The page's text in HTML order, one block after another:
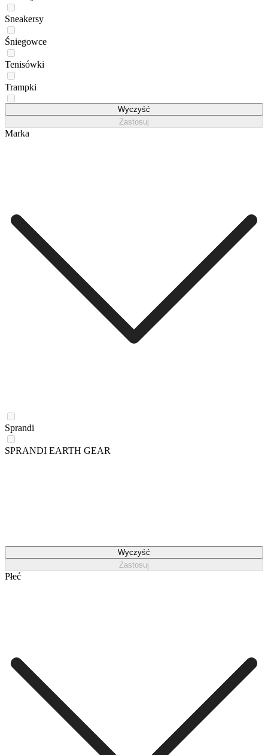
Sneakersy
Śniegowce
Tenisówki
Trampki
Wyczyść
Zastosuj
Marka
Sprandi
SPRANDI EARTH GEAR
Wyczyść
Zastosuj
Płeć